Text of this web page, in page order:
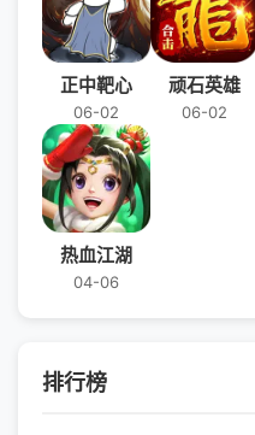
正中靶心
06-02
顽石英雄
06-02
热血江湖
04-06
排行榜